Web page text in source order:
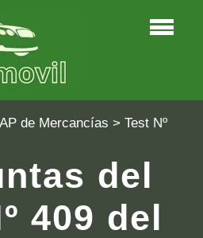
de Mercancías > Test Nº
del
409 del